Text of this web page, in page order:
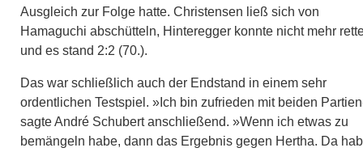
Ausgleich zur Folge hatte. Christensen ließ sich von
Hamaguchi abschütteln, Hinteregger konnte nicht mehr
und es stand 2:2 (70.).
Das war schließlich auch der Endstand in einem sehr
ordentlichen Testspiel. »Ich bin zufrieden mit beiden
sagte André Schubert anschließend. »Wenn ich etwas zu
bemängeln habe, dann das Ergebnis gegen Hertha. Da